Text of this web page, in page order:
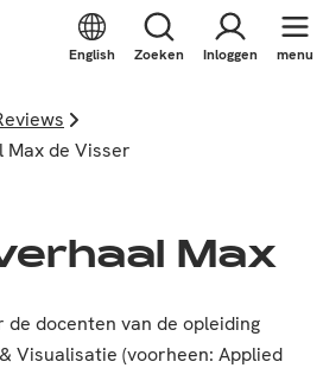
English Zoeken Inloggen menu
de Visser
Max
de docenten van de opleiding
Visualisatie (voorheen: Applied